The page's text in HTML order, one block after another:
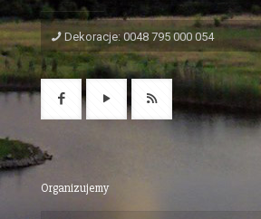
Dekoracje: 0048 795 000 054
Organizujemy